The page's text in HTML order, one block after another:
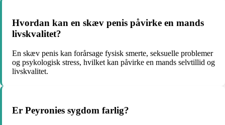
Hvordan kan en skæv penis påvirke en mands
livskvalitet?
En skæv penis kan forårsage fysisk smerte, seksuelle problemer
og psykologisk stress, hvilket kan påvirke en mands selvtillid og
livskvalitet.
Er Peyronies sygdom farlig?